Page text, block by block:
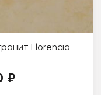
Florencia
₽